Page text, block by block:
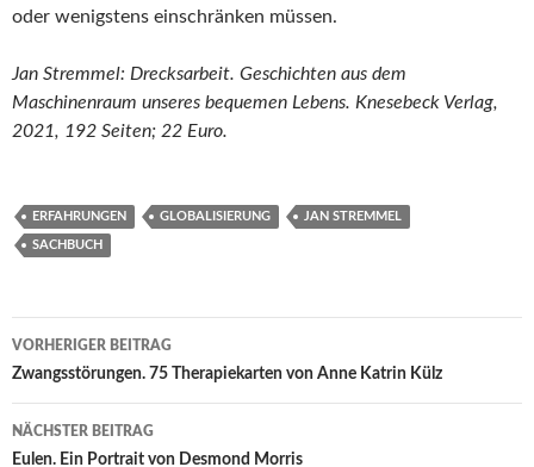
oder wenigstens einschränken müssen.
Jan Stremmel: Drecksarbeit. Geschichten aus dem
Maschinenraum unseres bequemen Lebens. Knesebeck Verlag,
2021, 192 Seiten; 22 Euro.
ERFAHRUNGEN GLOBALISIERUNG JAN STREMMEL
SACHBUCH
Beitragsnavigation
VORHERIGER BEITRAG
Zwangsstörungen. 75 Therapiekarten von Anne Katrin Külz
NÄCHSTER BEITRAG
Eulen. Ein Portrait von Desmond Morris